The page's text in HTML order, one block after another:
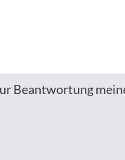
Beantwortung